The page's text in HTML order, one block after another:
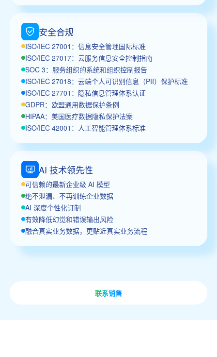
安全合规
ISO/IEC 27001：信息安全管理国际标准
ISO/IEC 27017：云服务信息安全控制指南
SOC 3：服务组织的系统和组织控制报告
ISO/IEC 27018：云端个人可识别信息（PII）保护标准
ISO/IEC 27701：隐私信息管理体系认证
GDPR：欧盟通用数据保护条例
HIPAA：美国医疗数据隐私保护法案
ISO/IEC 42001：人工智能管理体系标准
AI 技术领先性
可信赖的最新企业级 AI 模型
绝不泄漏、不再训练企业数据
AI 深度个性化订制
有效降低幻觉和错误输出风险
融合真实业务数据，更贴近真实业务流程
联系销售